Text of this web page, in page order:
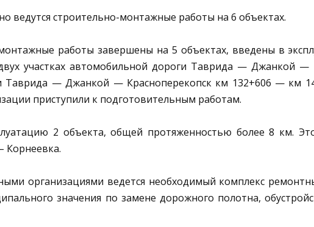
строительно-монтажные работы на 6 объектах.
работы завершены на 5 объектах, введены в
участках автомобильной дороги Таврида — Джанкой —
Таврида — Джанкой — Красноперекопск км 132+606 — км
приступили к подготовительным работам.
2 объекта, общей протяженностью более 8 км. Это
Корнеевка.
организациями ведется необходимый комплекс
значения по замене дорожного полотна,